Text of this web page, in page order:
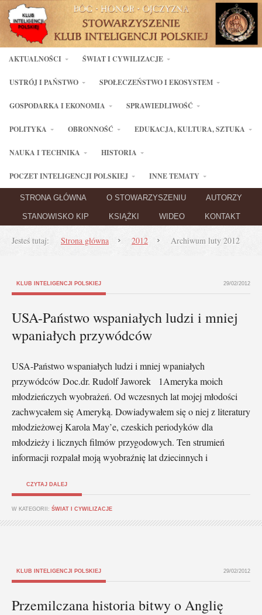
AKTUALNOŚCI ŚWIAT I CYWILIZACJE
USTRÓJ I PAŃSTWO SPOŁECZEŃSTWO I EKOSYSTEM
GOSPODARKA I EKONOMIA SPRAWIEDLIWOŚĆ
POLITYKA OBRONNOŚĆ EDUKACJA, KULTURA, SZTUKA
NAUKA I TECHNIKA HISTORIA
POCZET INTELIGENCJI POLSKIEJ INNE TEMATY
STRONA GŁÓWNA O STOWARZYSZENIU AUTORZY
STANOWISKO KIP KSIĄŻKI WIDEO KONTAKT
Jesteś tutaj: Strona główna 2012 Archiwum luty 2012
KLUB INTELIGENCJI POLSKIEJ 29/02/2012
USA-Państwo wspaniałych ludzi i mniej
wpaniałych przywódców
USA-Państwo wspaniałych ludzi i mniej wpaniałych
przywódców Doc.dr. Rudolf Jaworek 1Ameryka moich
młodzieńczych wyobrażeń. Od wczesnych lat mojej młodości
zachwycałem się Ameryką. Dowiadywałem się o niej z literatury
młodzieżowej Karola May’e, czeskich periodyków dla
młodzieży i licznych filmów przygodowych. Ten strumień
informacji rozpalał moją wyobraźnię lat dziecinnych i
CZYTAJ DALEJ
W KATEGORII: ŚWIAT I CYWILIZACJE
KLUB INTELIGENCJI POLSKIEJ 29/02/2012
Przemilczana historia bitwy o Anglię